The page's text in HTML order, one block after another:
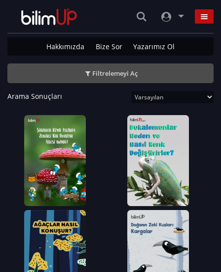
Hakkımızda Bize Sor Yazarımız Ol
Filtrelemeyi Aç
Arama Sonuçları